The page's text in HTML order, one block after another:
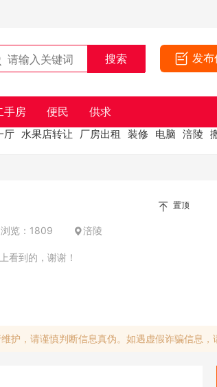
发布
手房 便民 供求
厅 水果店转让 厂房出租 装修 电脑 涪陵
置顶
浏览：1809 涪陵
上看到的，谢谢！
护，请谨慎判断信息真伪。如遇虚假诈骗信息，